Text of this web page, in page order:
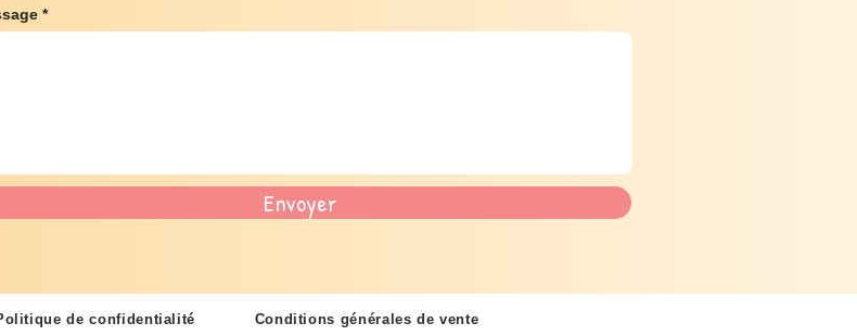
Envoyer
de confidentialité Conditions générales de vente